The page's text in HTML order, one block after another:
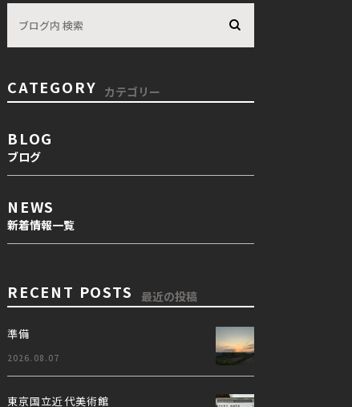
CATEGORY カテゴリー
BLOG
ブログ
NEWS
新着情報一覧
RECENT POSTS 最近の投稿
準備
2026.08.07
東京国立近代美術館